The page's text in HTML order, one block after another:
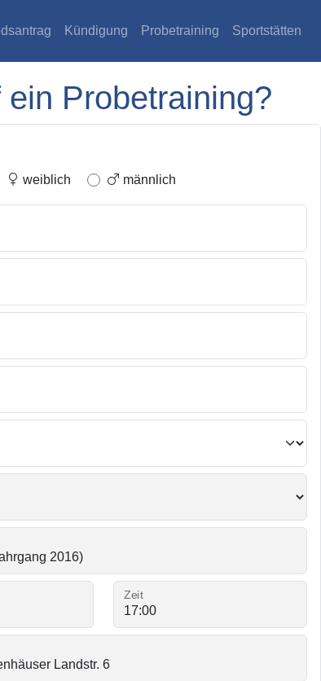
Kündigung Probetraining Sportstätten
ein Probetraining?
weiblich männlich
Zeit